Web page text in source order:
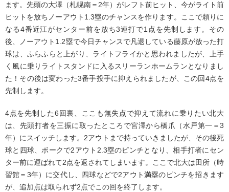
ます。先頭の大澤（札幌南＝2年）がレフト前ヒット、今がライト前
ヒットを放ちノーアウト1.3塁のチャンスを作ります。ここで頼りに
なる4番近江がセンター前を放ち3連打で1点を先制します。その
後、ノーアウト1.2塁で今日チャンスで凡退している藤原が放った打
球は、ふらふらと上がり、ライトフライかと思われましたが、上手
く風に乗りライトスタンドに入るスリーランホームランとなりまし
た！その後は変わった3番手投手に抑えられましたが、この回4点を
先制します。
4点を先制した6回裏、ここも無失点で抑えて流れに乗りたい北大
は、先頭打者を三振に取ったところで宮澤から橋爪（水戸第一＝3
年）にスイッチします。2アウトまで持っていきましたが、その後死
球と四球、ボークで2アウト2.3塁のピンチとなり、相手打者にセン
ター前に運ばれて2点を返されてしまいます。ここで北大は田所（時
習館＝3年）に交代し、四球などで2アウト満塁のピンチを招きます
が、追加点は取られず2点でこの回を終了します。